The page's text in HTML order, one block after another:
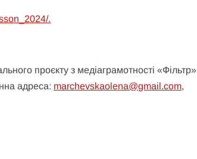
.
проєкту з медіаграмотності «Фільтр»
адреса: marchevskaolena@gmail.com,